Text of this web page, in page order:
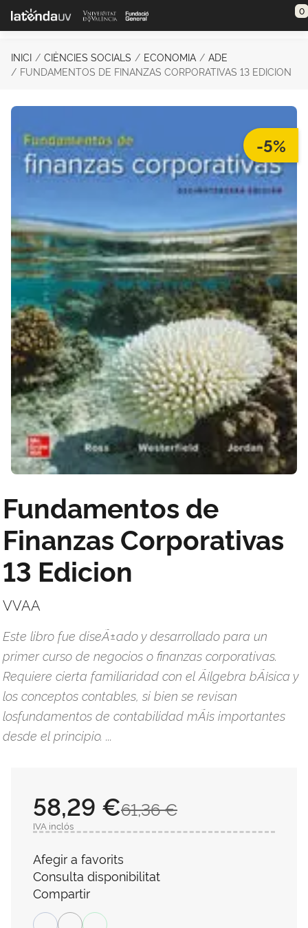
Saltar al contenido principal 0
INICI CIÈNCIES SOCIALS ECONOMIA
ADE
FUNDAMENTOS DE FINANZAS CORPORATIVAS 13 EDICION
-5%
Fundamentos de
Finanzas Corporativas
13 Edicion
VVAA
Este libro fue diseÃ±ado y desarrollado para un
primer curso de negocios o finanzas corporativas.
Requiere cierta familiaridad con el Ã¡lgebra bÃ¡sica y
los conceptos contables, si bien se revisan
losfundamentos de contabilidad mÃ¡s importantes
desde el principio. ...
61,36 €
58,29 €
IVA inclós
Afegir a favorits
Consulta disponibilitat
Compartir